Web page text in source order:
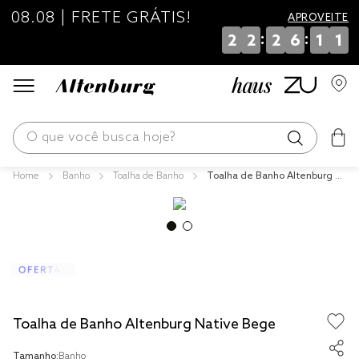
08.08 | FRETE GRÁTIS! APROVEITE
2 2 : 2 6 : 1 1
O que você busca hoje?
Banho Toalha de Banho
Toalha de Banho Altenburg N
Toalha de Banho Altenburg Native Bege
Tamanho: Banho
fronha
travesseiro